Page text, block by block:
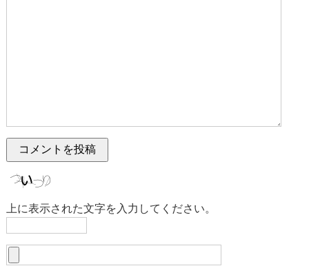
上に表示された文字を入力してください。